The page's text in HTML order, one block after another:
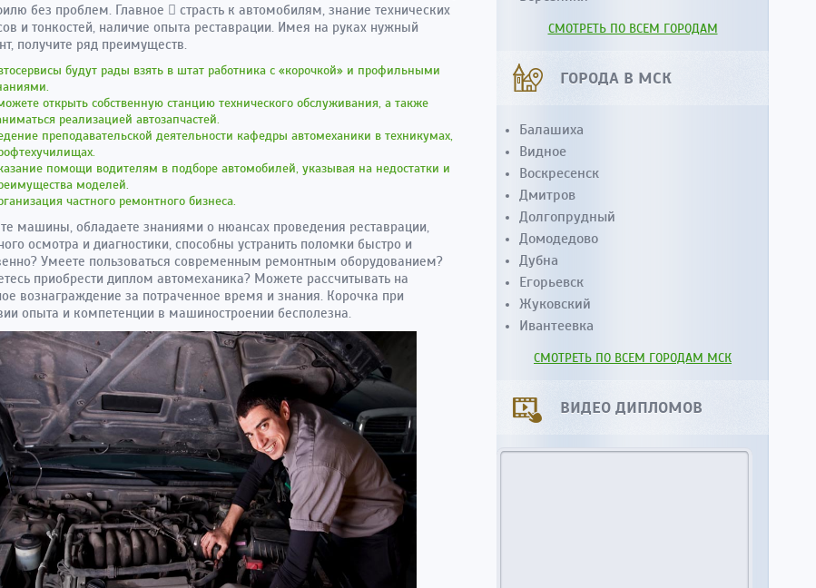
без проблем. Главное  страсть к автомобилям, знание технических
и тонкостей, наличие опыта реставрации. Имея на руках нужный
получите ряд преимуществ.
будут рады взять в штат работника с «корочкой» и профильными
открыть собственную станцию технического обслуживания, а также
реализацией автозапчастей.
преподавательской деятельности кафедры автомеханики в техникумах,
помощи водителям в подборе автомобилей, указывая на недостатки и
моделей.
частного ремонтного бизнеса.
машины, обладаете знаниями о нюансах проведения реставрации,
осмотра и диагностики, способны устранить поломки быстро и
Умеете пользоваться современным ремонтным оборудованием?
приобрести диплом автомеханика? Можете рассчитывать на
вознаграждение за потраченное время и знания. Корочка при
опыта и компетенции в машиностроении бесполезна.
СМОТРЕТЬ ПО ВСЕМ ГОРОДАМ
ГОРОДА В МСК
Балашиха
Видное
Воскресенск
Дмитров
Долгопрудный
Домодедово
Дубна
Егорьевск
Жуковский
Ивантеевка
СМОТРЕТЬ ПО ВСЕМ ГОРОДАМ МСК
ВИДЕО ДИПЛОМОВ